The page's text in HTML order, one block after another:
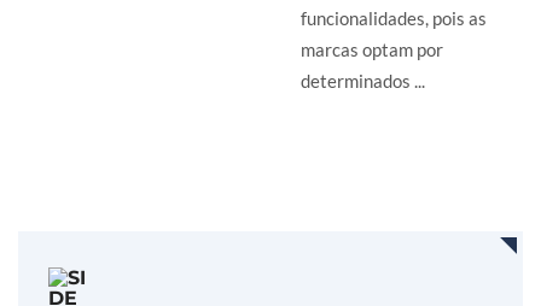
funcionalidades, pois as
marcas optam por
determinados ...